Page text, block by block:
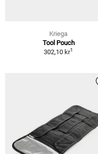
Kriega
Tool Pouch
302,10 kr1